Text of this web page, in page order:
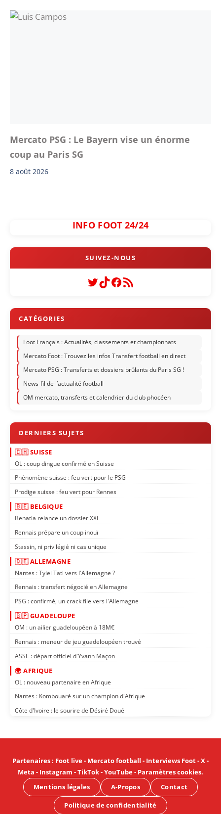
Mercato PSG : Le Bayern vise un énorme
coup au Paris SG
8 août 2026
INFO FOOT 24/24
Twitter
TikTok
Facebook
Flux RSS
Foot Français : Actualités, classements et championnats
Mercato Foot : Trouvez les infos Transfert football en direct
Mercato PSG : Transferts et dossiers brûlants du Paris SG !
News-fil de l’actualité football
OM mercato, transferts et calendrier du club phocéen
🇨🇭 SUISSE
OL : coup dingue confirmé en Suisse
Phénomène suisse : feu vert pour le PSG
Prodige suisse : feu vert pour Rennes
🇧🇪 BELGIQUE
Benatia relance un dossier XXL
Rennais prépare un coup inouï
Stassin, ni privilégié ni cas unique
🇩🇪 ALLEMAGNE
Nantes : Tylel Tati vers l'Allemagne ?
Rennais : transfert négocié en Allemagne
PSG : confirmé, un crack file vers l'Allemagne
🇬🇵 GUADELOUPE
OM : un ailier guadeloupéen à 18M€
Rennais : meneur de jeu guadeloupéen trouvé
ASSE : départ officiel d'Yvann Maçon
🌍 AFRIQUE
OL : nouveau partenaire en Afrique
Nantes : Kombouaré sur un champion d'Afrique
Côte d'Ivoire : le sourire de Désiré Doué
Partenaires: Foot live- Mercato football - Interviews Foot-X-
Meta - Instagram -TikTok-YouTube- Paramètres cookies.
Mentions légales
A-Propos Contact
Politique de confidentialité